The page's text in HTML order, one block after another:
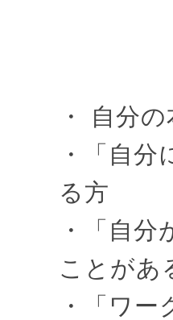
・ 自分
・「自
る方
・「自
ことがあ
・「ワ